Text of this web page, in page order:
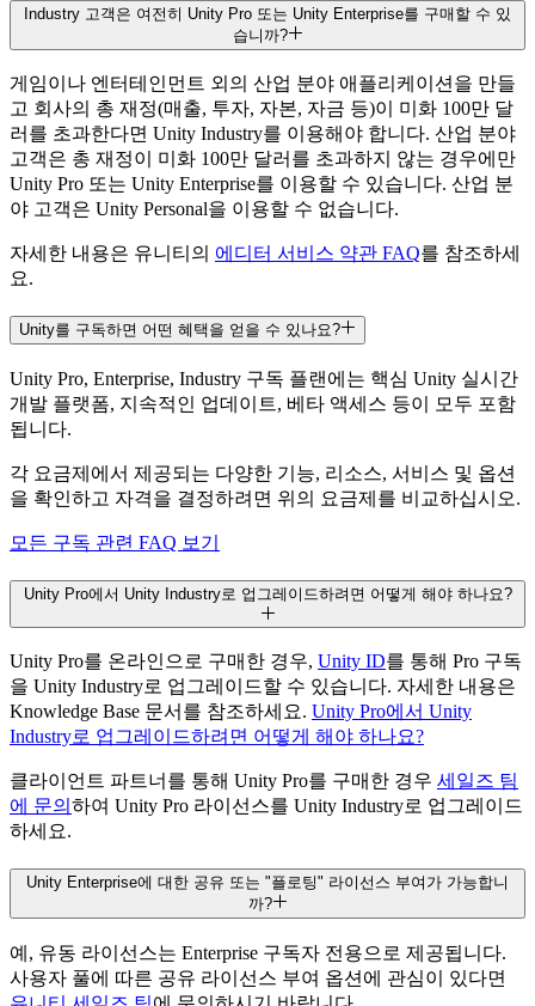
월간 구독 필수
월 3,000
3,000/Month
유니티 AI 동시 MCP 연결
5
스플래시 화면 커스터마이징
확장된 3년 LTS 지원
Build Server 라이선스 수량
추가 비용
Industry 고객은 여전히 Unity Pro 또는 Unity Enterprise를 구매할 수 있
습니까?
게임이나 엔터테인먼트 외의 산업 분야 애플리케이션을 만들
고 회사의 총 재정(매출, 투자, 자본, 자금 등)이 미화 100만 달
러를 초과한다면 Unity Industry를 이용해야 합니다. 산업 분야
고객은 총 재정이 미화 100만 달러를 초과하지 않는 경우에만
Unity Pro 또는 Unity Enterprise를 이용할 수 있습니다. 산업 분
야 고객은 Unity Personal을 이용할 수 없습니다.
자세한 내용은 유니티의 에디터 서비스 약관 FAQ를 참조하세
요.
Unity를 구독하면 어떤 혜택을 얻을 수 있나요?
Unity Pro, Enterprise, Industry 구독 플랜에는 핵심 Unity 실시간
개발 플랫폼, 지속적인 업데이트, 베타 액세스 등이 모두 포함
됩니다.
각 요금제에서 제공되는 다양한 기능, 리소스, 서비스 및 옵션
을 확인하고 자격을 결정하려면 위의 요금제를 비교하십시오.
모든 구독 관련 FAQ 보기
Unity Pro에서 Unity Industry로 업그레이드하려면 어떻게 해야 하나요?
Unity Pro를 온라인으로 구매한 경우, Unity ID를 통해 Pro 구독
을 Unity Industry로 업그레이드할 수 있습니다. 자세한 내용은
Knowledge Base 문서를 참조하세요. Unity Pro에서 Unity
Industry로 업그레이드하려면 어떻게 해야 하나요?
클라이언트 파트너를 통해 Unity Pro를 구매한 경우 세일즈 팀
에 문의 하여 Unity Pro 라이선스를 Unity Industry로 업그레이드
하세요.
Unity Enterprise에 대한 공유 또는 "플로팅" 라이선스 부여가 가능합니
까?
예, 유동 라이선스는 Enterprise 구독자 전용으로 제공됩니다.
사용자 풀에 따른 공유 라이선스 부여 옵션에 관심이 있다면